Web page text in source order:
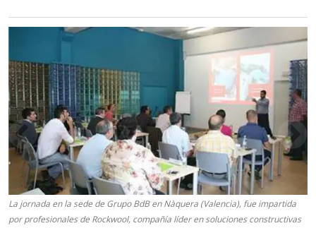
La jornada en la sede de Grupo BdB en Nàquera (Valencia), fue impartida
por profesionales de Rockwool, compañía líder en soluciones constructivas